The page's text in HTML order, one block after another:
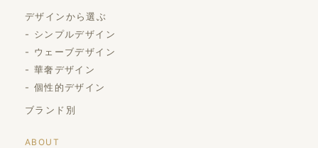
デザインから選ぶ
シンプルデザイン
ウェーブデザイン
華奢デザイン
個性的デザイン
ブランド別
ABOUT